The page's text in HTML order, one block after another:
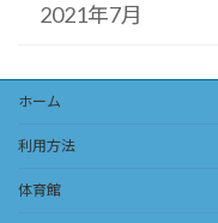
2021年7月
ホーム
利用方法
体育館